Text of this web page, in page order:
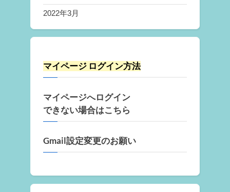
2022年3月
マイページ ログイン方法
マイページへログイン
できない場合はこちら
Gmail設定変更のお願い